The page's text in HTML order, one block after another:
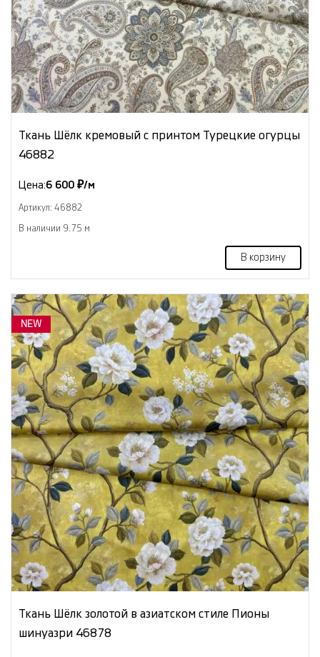
Ткань Шёлк кремовый с принтом Турецкие огурцы
46882
Цена:6 600 ₽/м
Артикул: 46882
В наличии 9.75 м
В корзину
NEW
Ткань Шёлк золотой в азиатском стиле Пионы
шинуазри 46878